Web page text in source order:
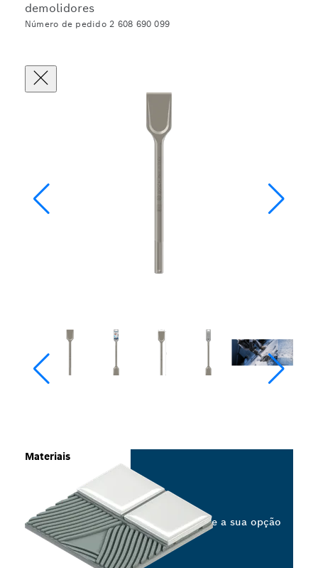
demolidores
Número de pedido 2 608 690 099
Materiais
Selecione a sua opção